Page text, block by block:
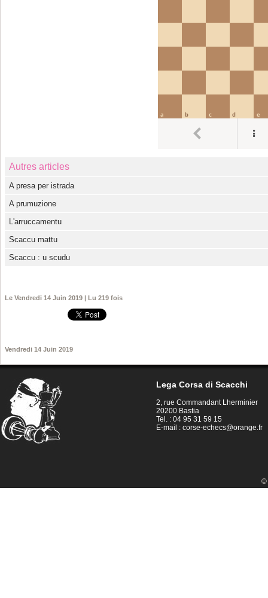
Autres articles
A presa per istrada
A prumuzione
L'arruccamentu
Scaccu mattu
Scaccu : u scudu
Le Vendredi 14 Juin 2019 | Lu 219 fois
Vendredi 14 Juin 2019
Lega Corsa di Scacchi
2, rue Commandant Lherminier
20200 Bastia
Tel. : 04 95 31 59 15
E-mail :corse-echecs@orange.fr
©